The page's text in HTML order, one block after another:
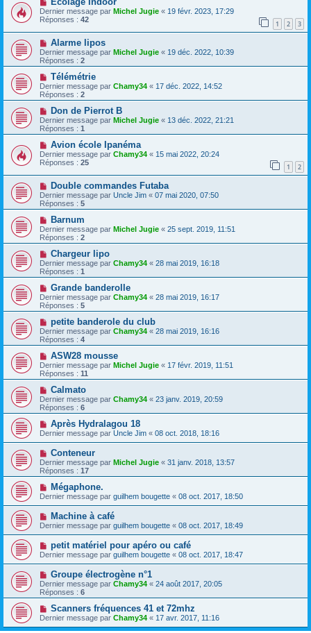
Dernier message par Michel Jugie « 19 févr. 2023, 17:29
Réponses : 42 1 2 3
Alarme lipos
Dernier message par Michel Jugie « 19 déc. 2022, 10:39
Réponses : 2
Télémétrie
Dernier message par Chamy34 « 17 déc. 2022, 14:52
Réponses : 2
Don de Pierrot B
Dernier message par Michel Jugie « 13 déc. 2022, 21:21
Réponses : 1
Avion école Ipanéma
Dernier message par Chamy34 « 15 mai 2022, 20:24
Réponses : 25 1 2
Double commandes Futaba
Dernier message par Uncle Jim « 07 mai 2020, 07:50
Réponses : 5
Barnum
Dernier message par Michel Jugie « 25 sept. 2019, 11:51
Réponses : 2
Chargeur lipo
Dernier message par Chamy34 « 28 mai 2019, 16:18
Réponses : 1
Grande banderolle
Dernier message par Chamy34 « 28 mai 2019, 16:17
Réponses : 5
petite banderole du club
Dernier message par Chamy34 « 28 mai 2019, 16:16
Réponses : 4
ASW28 mousse
Dernier message par Michel Jugie « 17 févr. 2019, 11:51
Réponses : 11
Calmato
Dernier message par Chamy34 « 23 janv. 2019, 20:59
Réponses : 6
Après Hydralagou 18
Dernier message par Uncle Jim « 08 oct. 2018, 18:16
Conteneur
Dernier message par Michel Jugie « 31 janv. 2018, 13:57
Réponses : 17
Mégaphone.
Dernier message par guilhem bougette « 08 oct. 2017, 18:50
Machine à café
Dernier message par guilhem bougette « 08 oct. 2017, 18:49
petit matériel pour apéro ou café
Dernier message par guilhem bougette « 08 oct. 2017, 18:47
Groupe électrogène n°1
Dernier message par Chamy34 « 24 août 2017, 20:05
Réponses : 6
Scanners fréquences 41 et 72mhz
Dernier message par Chamy34 « 17 avr. 2017, 11:16